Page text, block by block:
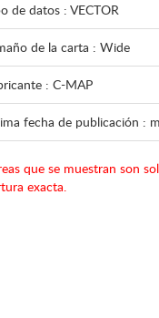
de datos : VECTOR
de la carta : Wide
: C-MAP
fecha de publicación :
que se muestran son
exacta.